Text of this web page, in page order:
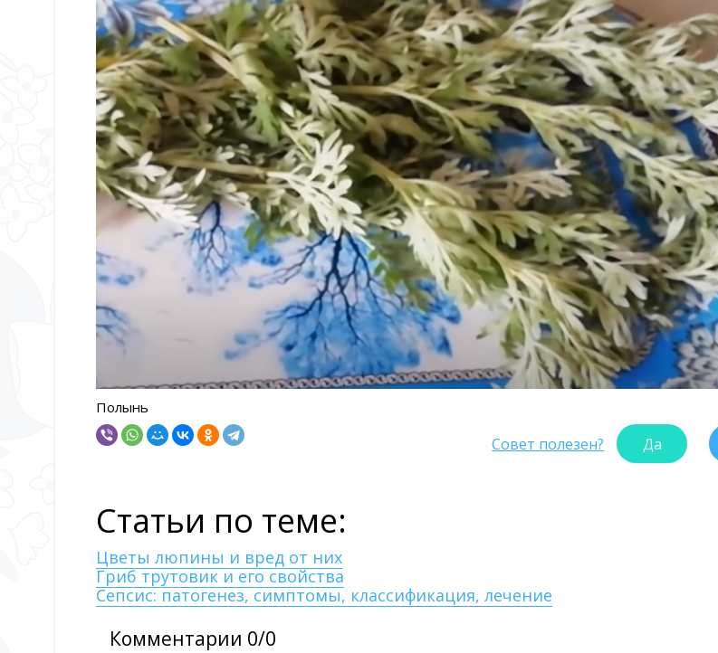
Полынь
Совет полезен? Да
Статьи по теме:
Цветы люпины и вред от них
Гриб трутовик и его свойства
Сепсис: патогенез, симптомы, классификация, лечение
Комментарии 0/0